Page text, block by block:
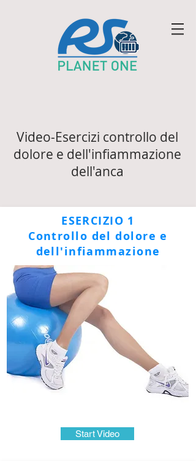
Video-Esercizi controllo del
dolore e dell'infiammazione
dell'anca
ESERCIZIO 1
Controllo del dolore e
dell'infiammazione
Start Video